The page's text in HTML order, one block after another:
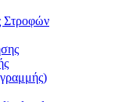
Στροφών